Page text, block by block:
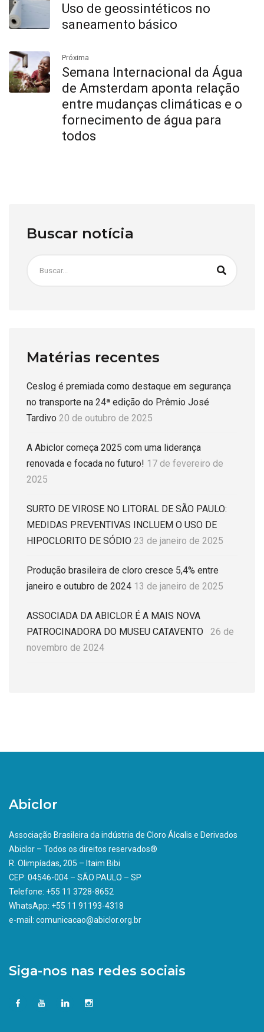
Uso de geossintéticos no
saneamento básico
Próxima
Semana Internacional da Água
de Amsterdam aponta relação
entre mudanças climáticas e o
fornecimento de água para
todos
Buscar notícia
Matérias recentes
Ceslog é premiada como destaque em segurança
no transporte na 24ª edição do Prêmio José
Tardivo 20 de outubro de 2025
A Abiclor começa 2025 com uma liderança
renovada e focada no futuro! 17 de fevereiro de
2025
SURTO DE VIROSE NO LITORAL DE SÃO PAULO:
MEDIDAS PREVENTIVAS INCLUEM O USO DE
HIPOCLORITO DE SÓDIO 23 de janeiro de 2025
Produção brasileira de cloro cresce 5,4% entre
janeiro e outubro de 2024 13 de janeiro de 2025
ASSOCIADA DA ABICLOR É A MAIS NOVA
PATROCINADORA DO MUSEU CATAVENTO
26 de
novembro de 2024
Abiclor
Associação Brasileira da indústria de Cloro Álcalis e Derivados
Abiclor – Todos os direitos reservados®
R. Olimpíadas, 205 – Itaim Bibi
CEP: 04546-004 – SÃO PAULO – SP
Telefone: +55 11 3728-8652
WhatsApp: +55 11 91193-4318
e-mail: comunicacao@abiclor.org.br
Siga-nos nas redes sociais